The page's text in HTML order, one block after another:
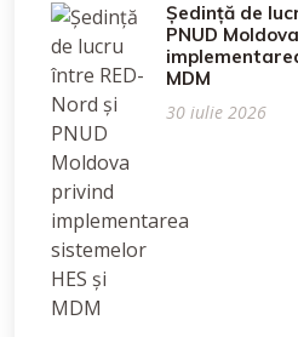
Ședință de
PNUD
MDM
30 iulie 2026